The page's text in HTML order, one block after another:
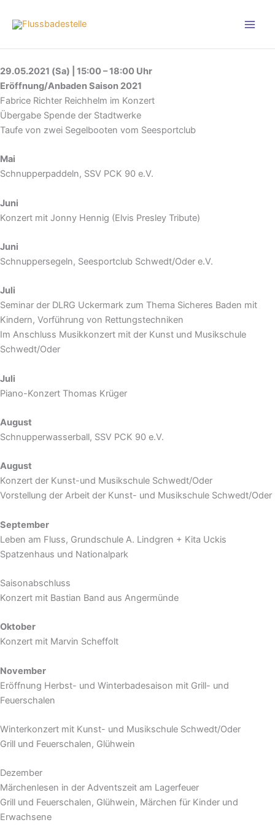
Inhalt
29.05.2021 (Sa) | 15:00 – 18:00 Uhr
Eröffnung/Anbaden Saison 2021
Fabrice Richter Reichhelm im Konzert
Übergabe Spende der Stadtwerke
Taufe von zwei Segelbooten vom Seesportclub
Mai
Schnupperpaddeln, SSV PCK 90 e.V.
Juni
Konzert mit Jonny Hennig (Elvis Presley Tribute)
Juni
Schnuppersegeln, Seesportclub Schwedt/Oder e.V.
Juli
Seminar der DLRG Uckermark zum Thema Sicheres Baden mit
Kindern, Vorführung von Rettungstechniken
Im Anschluss Musikkonzert mit der Kunst und Musikschule
Schwedt/Oder
Juli
Piano-Konzert Thomas Krüger
August
Schnupperwasserball, SSV PCK 90 e.V.
August
Konzert der Kunst-und Musikschule Schwedt/Oder
Vorstellung der Arbeit der Kunst- und Musikschule Schwedt/Oder
September
Leben am Fluss, Grundschule A. Lindgren + Kita Uckis
Spatzenhaus und Nationalpark
Saisonabschluss
Konzert mit Bastian Band aus Angermünde
Oktober
Konzert mit Marvin Scheffolt
November
Eröffnung Herbst- und Winterbadesaison mit Grill- und
Feuerschalen
Winterkonzert mit Kunst- und Musikschule Schwedt/Oder
Grill und Feuerschalen, Glühwein
Dezember
Märchenlesen in der Adventszeit am Lagerfeuer
Grill und Feuerschalen, Glühwein, Märchen für Kinder und
Erwachsene